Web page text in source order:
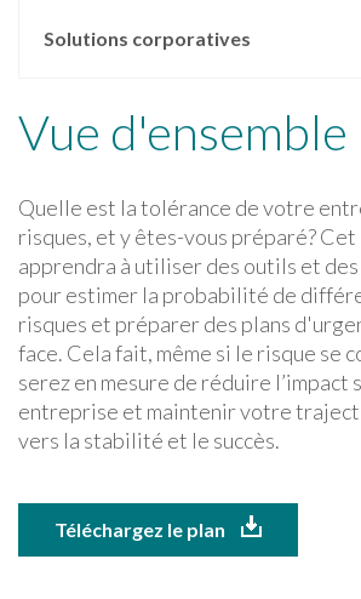
Solutions corporatives
Vue d'ensemble
Quelle est la tolérance de votre
risques, et y êtes-vous préparé?
apprendra à utiliser des outils et
pour estimer la probabilité de
risques et préparer des plans
face. Cela fait, même si le risque se
serez en mesure de réduire l’impact
entreprise et maintenir votre
vers la stabilité et le succès.
Téléchargez le plan